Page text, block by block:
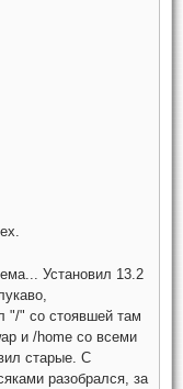
Установил 13.2
"/" со стоявшей там
и /home со всеми
старые. С
разобрался, за